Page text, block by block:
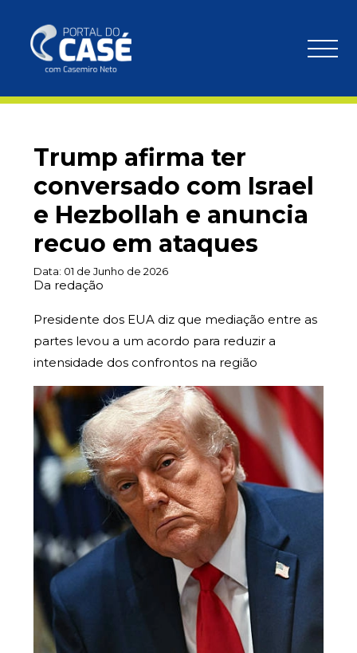
Trump afirma ter
conversado com Israel
e Hezbollah e anuncia
recuo em ataques
Data: 01 de Junho de 2026
Da redação
Presidente dos EUA diz que mediação entre as
partes levou a um acordo para reduzir a
intensidade dos confrontos na região